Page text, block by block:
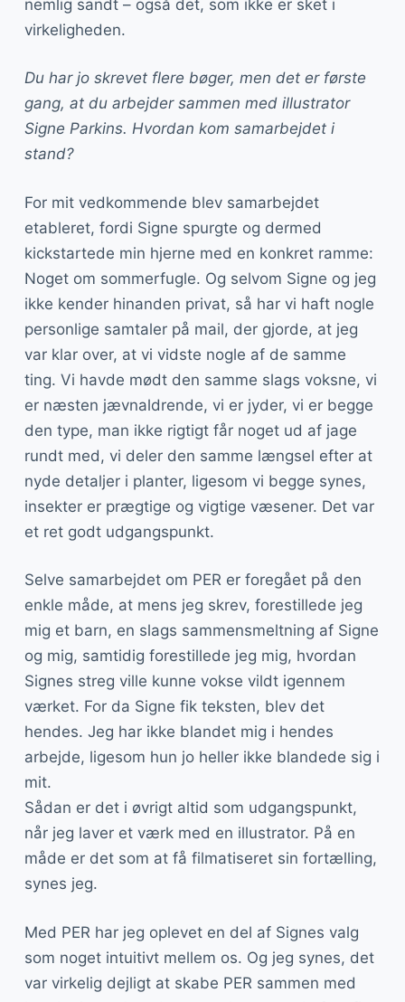
nemlig sandt – også det, som ikke er sket i
virkeligheden.
Du har jo skrevet flere bøger, men det er første
gang, at du arbejder sammen med illustrator
Signe Parkins. Hvordan kom samarbejdet i
stand?
For mit vedkommende blev samarbejdet
etableret, fordi Signe spurgte og dermed
kickstartede min hjerne med en konkret ramme:
Noget om sommerfugle. Og selvom Signe og jeg
ikke kender hinanden privat, så har vi haft nogle
personlige samtaler på mail, der gjorde, at jeg
var klar over, at vi vidste nogle af de samme
ting. Vi havde mødt den samme slags voksne, vi
er næsten jævnaldrende, vi er jyder, vi er begge
den type, man ikke rigtigt får noget ud af jage
rundt med, vi deler den samme længsel efter at
nyde detaljer i planter, ligesom vi begge synes,
insekter er prægtige og vigtige væsener. Det var
et ret godt udgangspunkt.
Selve samarbejdet om PER er foregået på den
enkle måde, at mens jeg skrev, forestillede jeg
mig et barn, en slags sammensmeltning af Signe
og mig, samtidig forestillede jeg mig, hvordan
Signes streg ville kunne vokse vildt igennem
værket. For da Signe fik teksten, blev det
hendes. Jeg har ikke blandet mig i hendes
arbejde, ligesom hun jo heller ikke blandede sig i
mit.
Sådan er det i øvrigt altid som udgangspunkt,
når jeg laver et værk med en illustrator. På en
måde er det som at få filmatiseret sin fortælling,
synes jeg.
Med PER har jeg oplevet en del af Signes valg
som noget intuitivt mellem os. Og jeg synes, det
var virkelig dejligt at skabe PER sammen med